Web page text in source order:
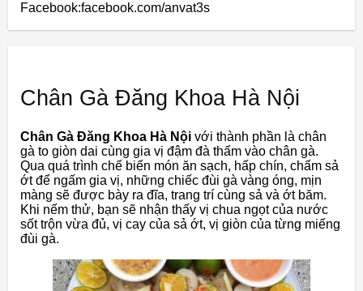
Facebook:facebook.com/anvat3s
Chân Gà Đăng Khoa Hà Nội
Chân Gà Đăng Khoa Hà Nội với thành phần là chân
gà to giòn dai cùng gia vị đậm đà thấm vào chân gà.
Qua quá trình chế biến món ăn sạch, hấp chín, chấm sả
ớt để ngấm gia vị, những chiếc đùi gà vàng óng, mịn
màng sẽ được bày ra đĩa, trang trí cùng sả và ớt băm.
Khi nếm thử, bạn sẽ nhận thấy vị chua ngọt của nước
sốt trộn vừa đủ, vị cay của sả ớt, vị giòn của từng miếng
đùi gà.